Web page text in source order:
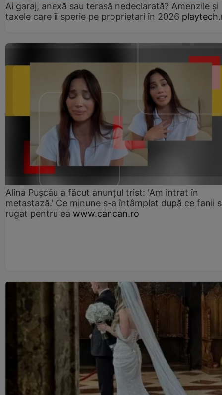
Ai garaj, anexă sau terasă nedeclarată? Amenzile și
taxele care îi sperie pe proprietari în 2026
Alina Pușcău a făcut anunțul trist: 'Am intrat în
metastază.' Ce minune s-a întâmplat după ce fanii
rugat pentru ea www.cancan.ro